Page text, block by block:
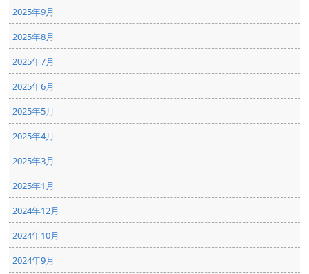
2025年9月
2025年8月
2025年7月
2025年6月
2025年5月
2025年4月
2025年3月
2025年1月
2024年12月
2024年10月
2024年9月